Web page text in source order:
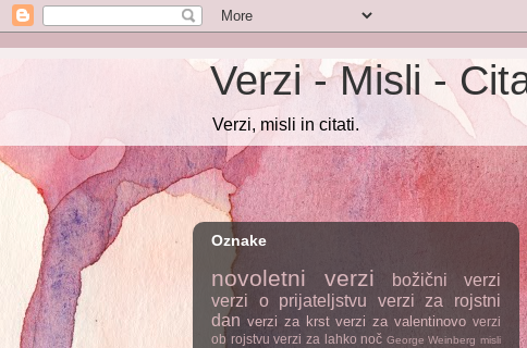
Verzi - Misli -
Verzi, misli in citati.
Oznake
novoletni verzi
božični verzi
verzi o prijateljstvu
verzi za rojstni
dan verzi za krst verzi za valentinovo verzi
ob rojstvu verzi za lahko noč George Weinberg misli